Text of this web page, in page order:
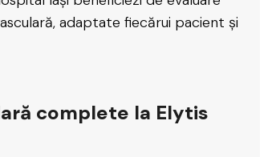
adaptate fiecărui pacient și
complete la Elytis